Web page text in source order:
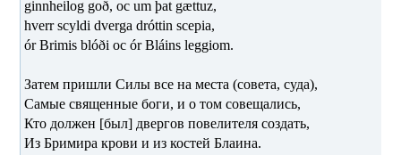
ginnheilog goð, oc um þat gættuz,
hverr scyldi dverga dróttin scepia,
ór Brimis blóði oc ór Bláins leggiom.
Затем пришли Силы все на места (совета, суда),
Самые священные боги, и о том совещались,
Кто должен [был] двергов повелителя создать,
Из Бримира крови и из костей Блаина.